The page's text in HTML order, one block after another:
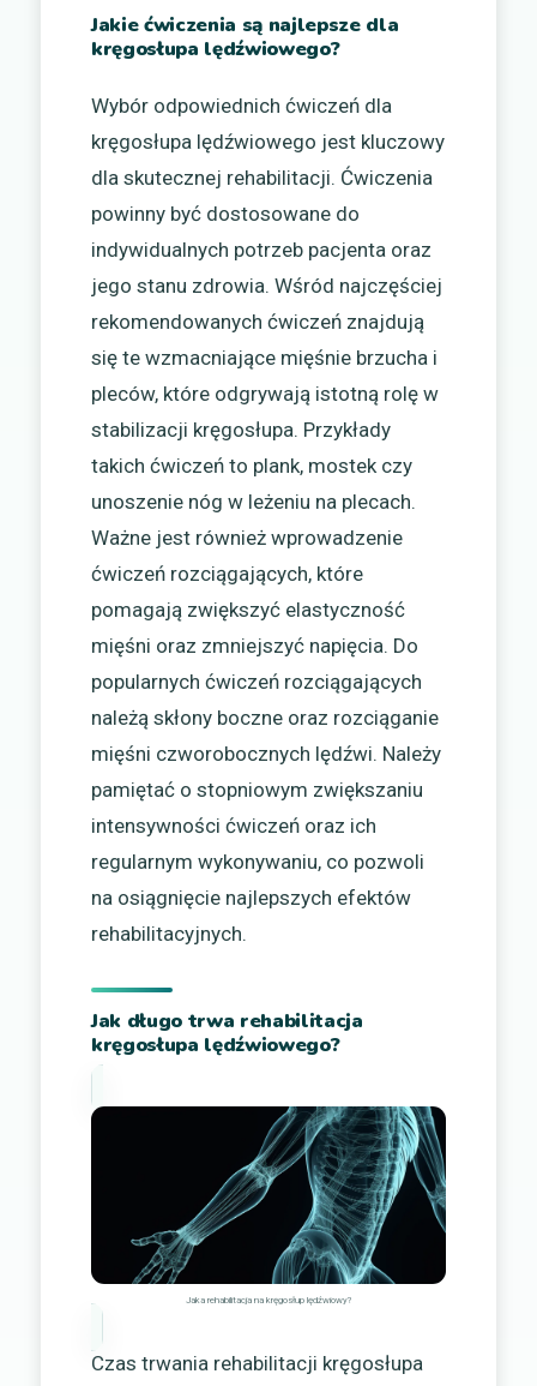
Jakie ćwiczenia są najlepsze dla
kręgosłupa lędźwiowego?
Wybór odpowiednich ćwiczeń dla
kręgosłupa lędźwiowego jest kluczowy
dla skutecznej rehabilitacji. Ćwiczenia
powinny być dostosowane do
indywidualnych potrzeb pacjenta oraz
jego stanu zdrowia. Wśród najczęściej
rekomendowanych ćwiczeń znajdują
się te wzmacniające mięśnie brzucha i
pleców, które odgrywają istotną rolę w
stabilizacji kręgosłupa. Przykłady
takich ćwiczeń to plank, mostek czy
unoszenie nóg w leżeniu na plecach.
Ważne jest również wprowadzenie
ćwiczeń rozciągających, które
pomagają zwiększyć elastyczność
mięśni oraz zmniejszyć napięcia. Do
popularnych ćwiczeń rozciągających
należą skłony boczne oraz rozciąganie
mięśni czworobocznych lędźwi. Należy
pamiętać o stopniowym zwiększaniu
intensywności ćwiczeń oraz ich
regularnym wykonywaniu, co pozwoli
na osiągnięcie najlepszych efektów
rehabilitacyjnych.
Jak długo trwa rehabilitacja
kręgosłupa lędźwiowego?
Jaka rehabilitacja na kręgosłup lędźwiowy?
Czas trwania rehabilitacji kręgosłupa